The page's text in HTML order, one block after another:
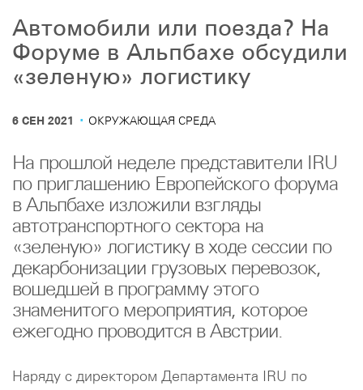
Автомобили или поезда? На
Форуме в Альпбахе обсудили
«зеленую» логистику
6 СЕН 2021 · ОКРУЖАЮЩАЯ СРЕДА
На прошлой неделе представители IRU
по приглашению Европейского форума
в Альпбахе изложили взгляды
автотранспортного сектора на
«зеленую» логистику в ходе сессии по
декарбонизации грузовых перевозок,
вошедшей в программу этого
знаменитого мероприятия, которое
ежегодно проводится в Австрии.
Наряду с директором Департамента IRU по